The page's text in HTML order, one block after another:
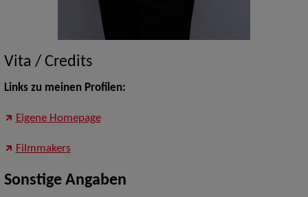
Vita / Credits
Links zu meinen Profilen:
Eigene Homepage
Filmmakers
Sonstige Angaben